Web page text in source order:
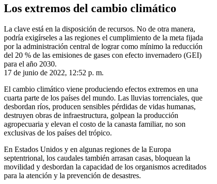
Los extremos del cambio climático
La clave está en la disposición de recursos. No de otra manera,
podría exigírseles a las regiones el cumplimiento de la meta fijada
por la administración central de lograr como mínimo la reducción
del 20 % de las emisiones de gases con efecto invernadero (GEI)
para el año 2030.
17 de junio de 2022, 12:52 p. m.
El cambio climático viene produciendo efectos extremos en una
cuarta parte de los países del mundo. Las lluvias torrenciales, que
desbordan ríos, producen sensibles pérdidas de vidas humanas,
destruyen obras de infraestructura, golpean la producción
agropecuaria y elevan el costo de la canasta familiar, no son
exclusivas de los países del trópico.
En Estados Unidos y en algunas regiones de la Europa
septentrional, los caudales también arrasan casas, bloquean la
movilidad y desbordan la capacidad de los organismos acreditados
para la atención y la prevención de desastres.